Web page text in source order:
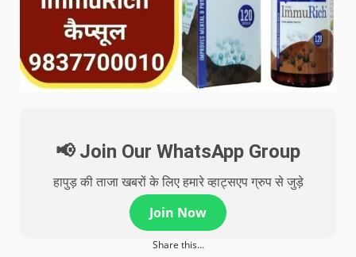
📢 Join Our WhatsApp Group
हापुड़ की ताजा खबरों के लिए हमारे व्हाट्सएप ग्रुप से जुड़े
Join Now
Share this...